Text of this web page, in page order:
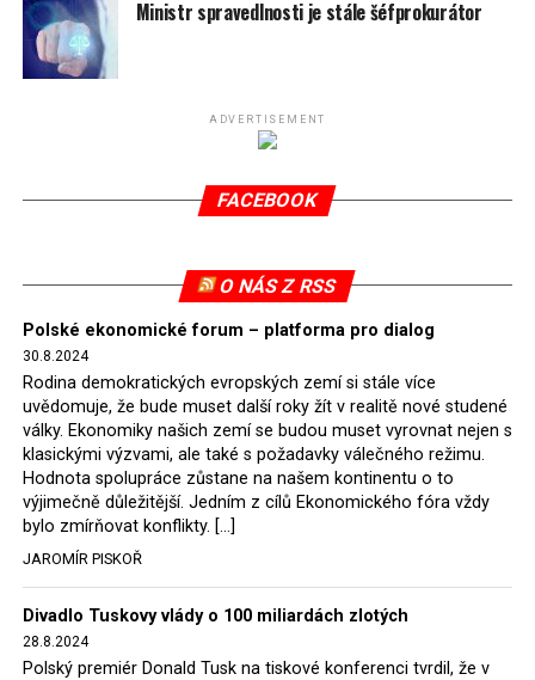
spotřeby.
Připomeňme, že ukončení těžby hnědého uhlí pro
(SDEU) v souvislosti se stížnostmi českých samospráv
verdiktem španělské soudkyně Rosario Silva de Lapureta
tomuto rozhodnutí nevyhověla, proto na žádost
2022, než byl tento případ z důvodu uzavření dohody
Polska s Českou republikou o odstranění příčin sporu o
důl Turów vymazán z rejstříku tribunálu. Celkem si
Polsko nechalo z přiznaných evropských fondů odečíst
asi 70 milionů eur na pokutách a 45 milionů eur
zaplatilo jako odškodnění České republice – ale jak důl,
tak elektrárna nadále fungovaly. Už tehdy zástupci
tehdejší opozice a dnes vládnoucí koalice, jako
místopředseda Občanské platformy (PO) Rafał
Hołownia, přímo řekli, že by se polská vláda měla
tomuto rozhodnutí podřídit.
Ministr spravedlnosti je stále šéfprokurátor
ADVERTISEMENT
FACEBOOK
O NÁS Z RSS
Polské ekonomické forum – platforma pro dialog
30.8.2024
Rodina demokratických evropských zemí si stále více
uvědomuje, že bude muset další roky žít v realitě nové studené
války. Ekonomiky našich zemí se budou muset vyrovnat nejen s
klasickými výzvami, ale také s požadavky válečného režimu.
Hodnota spolupráce zůstane na našem kontinentu o to
výjimečně důležitější. Jedním z cílů Ekonomického fóra vždy
bylo zmírňovat konflikty. […]
JAROMÍR PISKOŘ
Divadlo Tuskovy vlády o 100 miliardách zlotých
28.8.2024
Polský premiér Donald Tusk na tiskové konferenci tvrdil, že v